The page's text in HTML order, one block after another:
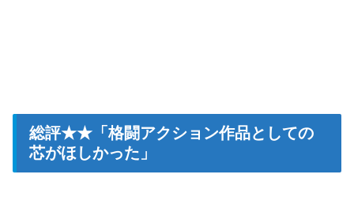
総評★★「格闘アクション作品としての
芯がほしかった」